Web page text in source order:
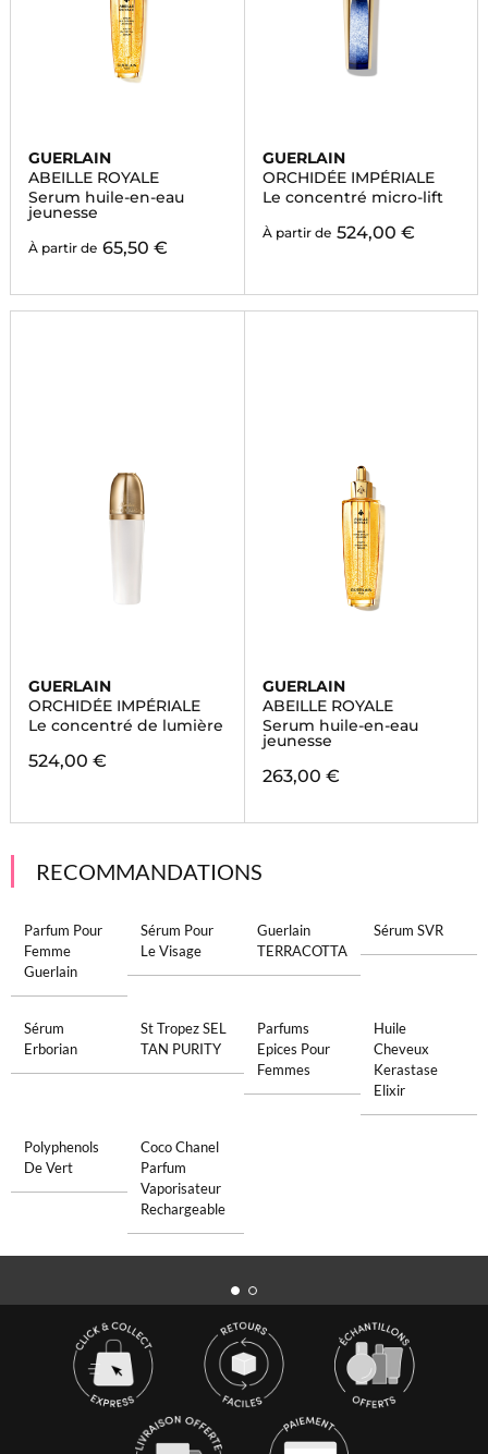
GUERLAIN
ABEILLE ROYALE
Serum huile-en-eau
jeunesse
À partir de 65,50 €
GUERLAIN
ORCHIDÉE IMPÉRIALE
Le concentré micro-lift
À partir de 524,00 €
GUERLAIN
ORCHIDÉE IMPÉRIALE
Le concentré de lumière
524,00 €
GUERLAIN
ABEILLE ROYALE
Serum huile-en-eau
jeunesse
263,00 €
RECOMMANDATIONS
Parfum Pour
Femme
Guerlain
Sérum Pour
Le Visage
Guerlain
TERRACOTTA
Sérum SVR
Sérum
Erborian
St Tropez SEL
TAN PURITY
Parfums
Epices Pour
Femmes
Huile
Cheveux
Kerastase
Elixir
Polyphenols
De Vert
Coco Chanel
Parfum
Vaporisateur
Rechargeable